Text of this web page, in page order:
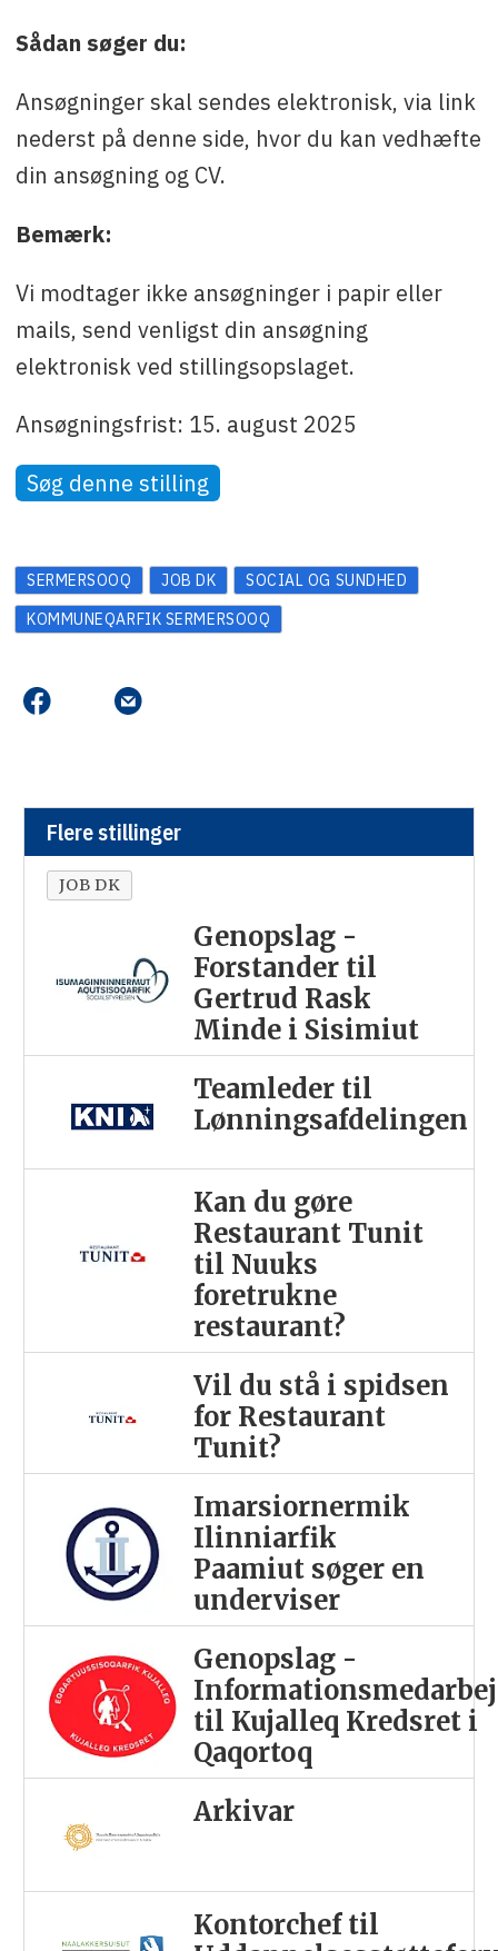
Sådan søger du:
Ansøgninger skal sendes elektronisk, via link
nederst på denne side, hvor du kan vedhæfte
din ansøgning og CV.
Bemærk:
Vi modtager ikke ansøgninger i papir eller
mails, send venligst din ansøgning
elektronisk ved stillingsopslaget.
Ansøgningsfrist: 15. august 2025
Søg denne stilling
SERMERSOOQ JOB DK
SOCIAL OG SUNDHED
KOMMUNEQARFIK SERMERSOOQ
Flere stillinger
JOB DK
Genopslag -
Forstander til
Gertrud Rask
Minde i Sisimiut
Teamleder til
Lønningsafdelingen
Kan du gøre
Restaurant Tunit
til Nuuks
foretrukne
restaurant?
Vil du stå i spidsen
for Restaurant
Tunit?
Imarsiornermik
Ilinniarfik
Paamiut søger en
underviser
Genopslag -
til Kujalleq Kredsret i
Qaqortoq
Arkivar
Kontorchef til